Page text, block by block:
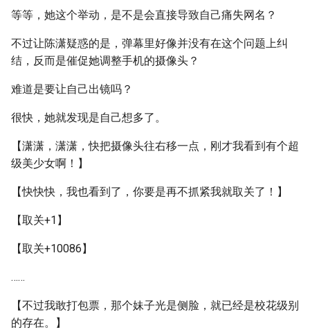
等等，她这个举动，是不是会直接导致自己痛失网名？
不过让陈潇疑惑的是，弹幕里好像并没有在这个问题上纠
结，反而是催促她调整手机的摄像头？
难道是要让自己出镜吗？
很快，她就发现是自己想多了。
【潇潇，潇潇，快把摄像头往右移一点，刚才我看到有个超
级美少女啊！】
【快快快，我也看到了，你要是再不抓紧我就取关了！】
【取关+1】
【取关+10086】
……
【不过我敢打包票，那个妹子光是侧脸，就已经是校花级别
的存在。】